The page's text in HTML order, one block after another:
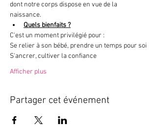
dont notre corps dispose en vue de la
naissance.
Quels bienfaits ?
C'est un moment privilégié pour :
Se relier à son bébé, prendre un temps pour soi
S'ancrer, cultiver la confiance
Afficher plus
Partager cet événement